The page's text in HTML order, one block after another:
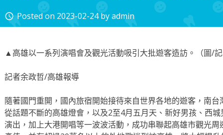
access_time Posted on 2023-02-24byadmin
▲高雄以一系列演唱會及觀光活動吸引大批遊客造訪。（圖/
記者余政哲/高雄報導
隨著國門重開，國內旅宿開始接待來自世界各地的遊客，南
從話題不斷的高雄燈會，以及2至4月五月天、新好男孩、西
演出，加上大港開唱等一波波活動，成功串聯起高雄市觀光